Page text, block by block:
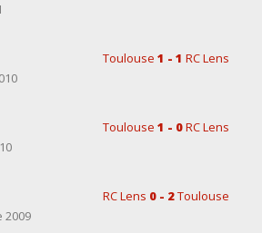
Toulouse 1 - 1 RC Lens
Toulouse 1 - 0RC Lens
RC Lens 0 - 2Toulouse
2009